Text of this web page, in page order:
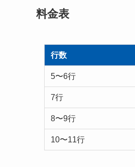
料金表
行数
5〜6行
7行
8〜9行
10〜11行